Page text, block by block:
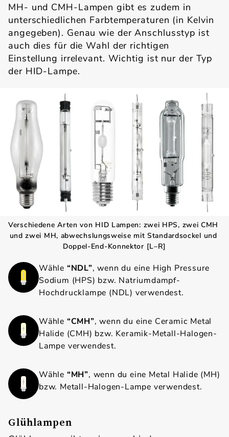
MH- und CMH-Lampen gibt es zudem in
unterschiedlichen Farbtemperaturen (in Kelvin
angegeben). Genau wie der Anschlusstyp ist
auch dies für die Wahl der richtigen
Einstellung irrelevant. Wichtig ist nur der Typ
der HID-Lampe.
Verschiedene Arten von HID Lampen: zwei HPS, zwei CMH
und zwei MH, abwechslungsweise mit Standardsockel und
Doppel-End-Konnektor [L–R]
Wähle “NDL”, wenn du eine High Pressure
Sodium (HPS) bzw. Natriumdampf-
Hochdrucklampe (NDL) verwendest.
Wähle “CMH”, wenn du eine Ceramic Metal
Halide (CMH) bzw. Keramik-Metall-Halogen-
Lampe verwendest.
Wähle “MH”, wenn du eine Metal Halide (MH)
bzw. Metall-Halogen-Lampe verwendest.
Glühlampen